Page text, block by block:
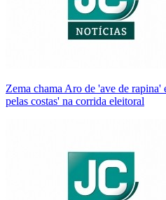
Zema chama Aro de 'ave de
pelas costas' na corrida eleitoral